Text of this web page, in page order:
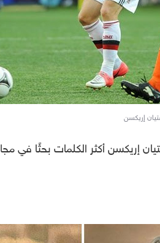
إريكسن
إريكسن أكثر الكلمات بحثًا في